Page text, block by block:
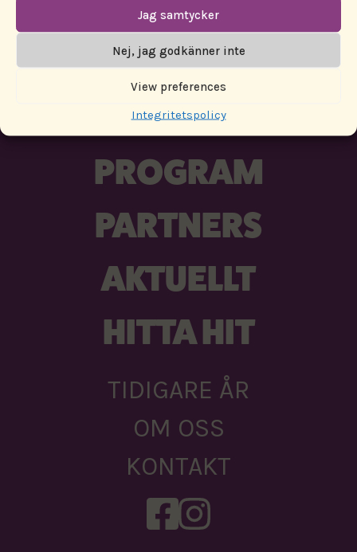
Jag samtycker
Nej, jag godkänner inte
View preferences
Integritetspolicy
ENGAGERA DIG!
PROGRAM
PARTNERS
AKTUELLT
HITTA HIT
TIDIGARE ÅR
OM OSS
KONTAKT